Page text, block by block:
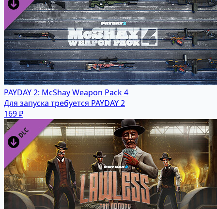
PAYDAY 2: McShay Weapon Pack 4
Для запуска требуется PAYDAY 2
169 ₽